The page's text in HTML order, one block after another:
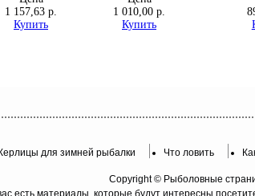
для зимней рыбалки Что ловить
Copyright © Рыболовные
есть материалы, которые будут интересны